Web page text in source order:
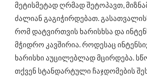
მეტისმეტად ღრმად შეტოპავთ,
ძალიან გაგიჭირდებათ.
რომ დატვირთვის ხარისხსა და
მჭიდრო კავშირია. როდესაც
ხარისხი აუცილებლად მცირდება.
თქვენ სტანდარტული ჩაჯდომების